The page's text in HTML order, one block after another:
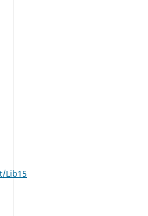
Lib15